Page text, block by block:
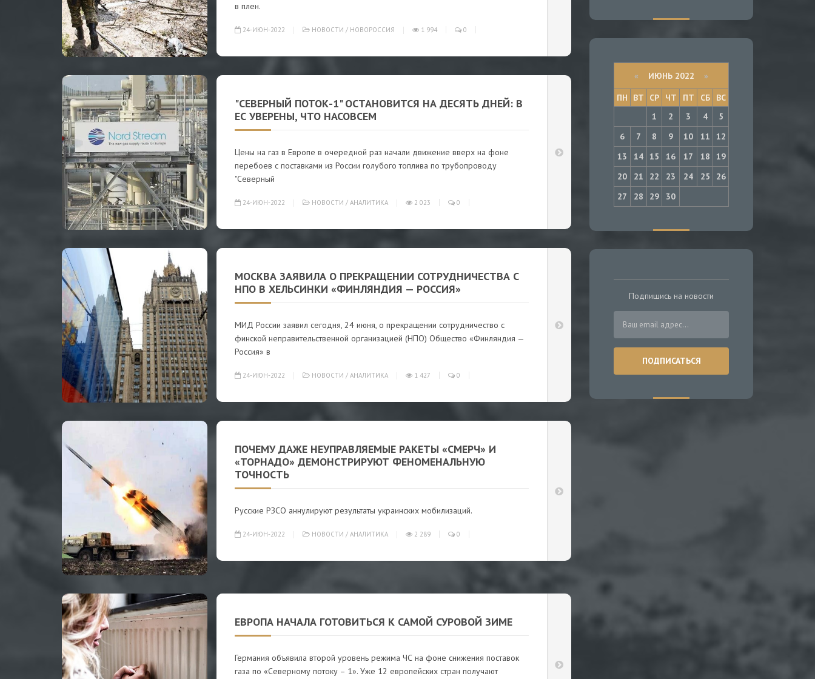
в плен.
24-ИЮН-2022 НОВОСТИ / НОВОРОССИЯ 1 994 0
"СЕВЕРНЫЙ ПОТОК-1" ОСТАНОВИТСЯ НА ДЕСЯТЬ ДНЕЙ: В
ЕС УВЕРЕНЫ, ЧТО НАСОВСЕМ
Цены на газ в Европе в очередной раз начали движение вверх на фоне
перебоев с поставками из России голубого топлива по трубопроводу
"Северный
24-ИЮН-2022 НОВОСТИ / АНАЛИТИКА 2 023 0
МОСКВА ЗАЯВИЛА О ПРЕКРАЩЕНИИ СОТРУДНИЧЕСТВА С
НПО В ХЕЛЬСИНКИ «ФИНЛЯНДИЯ — РОССИЯ»
МИД России заявил сегодня, 24 июня, о прекращении сотрудничество с
финской неправительственной организацией (НПО) Общество «Финляндия —
Россия» в
24-ИЮН-2022 НОВОСТИ / АНАЛИТИКА 1 427 0
ПОЧЕМУ ДАЖЕ НЕУПРАВЛЯЕМЫЕ РАКЕТЫ «СМЕРЧ» И
«ТОРНАДО» ДЕМОНСТРИРУЮТ ФЕНОМЕНАЛЬНУЮ
ТОЧНОСТЬ
Русские РЗСО аннулируют результаты украинских мобилизаций.
24-ИЮН-2022 НОВОСТИ / АНАЛИТИКА 2 289 0
ЕВРОПА НАЧАЛА ГОТОВИТЬСЯ К САМОЙ СУРОВОЙ ЗИМЕ
Германия объявила второй уровень режима ЧС на фоне снижения поставок
газа по «Северному потоку – 1». Уже 12 европейских стран получают
« ИЮНЬ 2022 »
ПН
ВТ СР ЧТ ПТ СБ
ВС
1
2 3 4
5
6
7 8 9 10 11
12
13
14 15 16 17 18
19
20
21 22 23 24 25
26
27
28 29 30
Подпишись на новости